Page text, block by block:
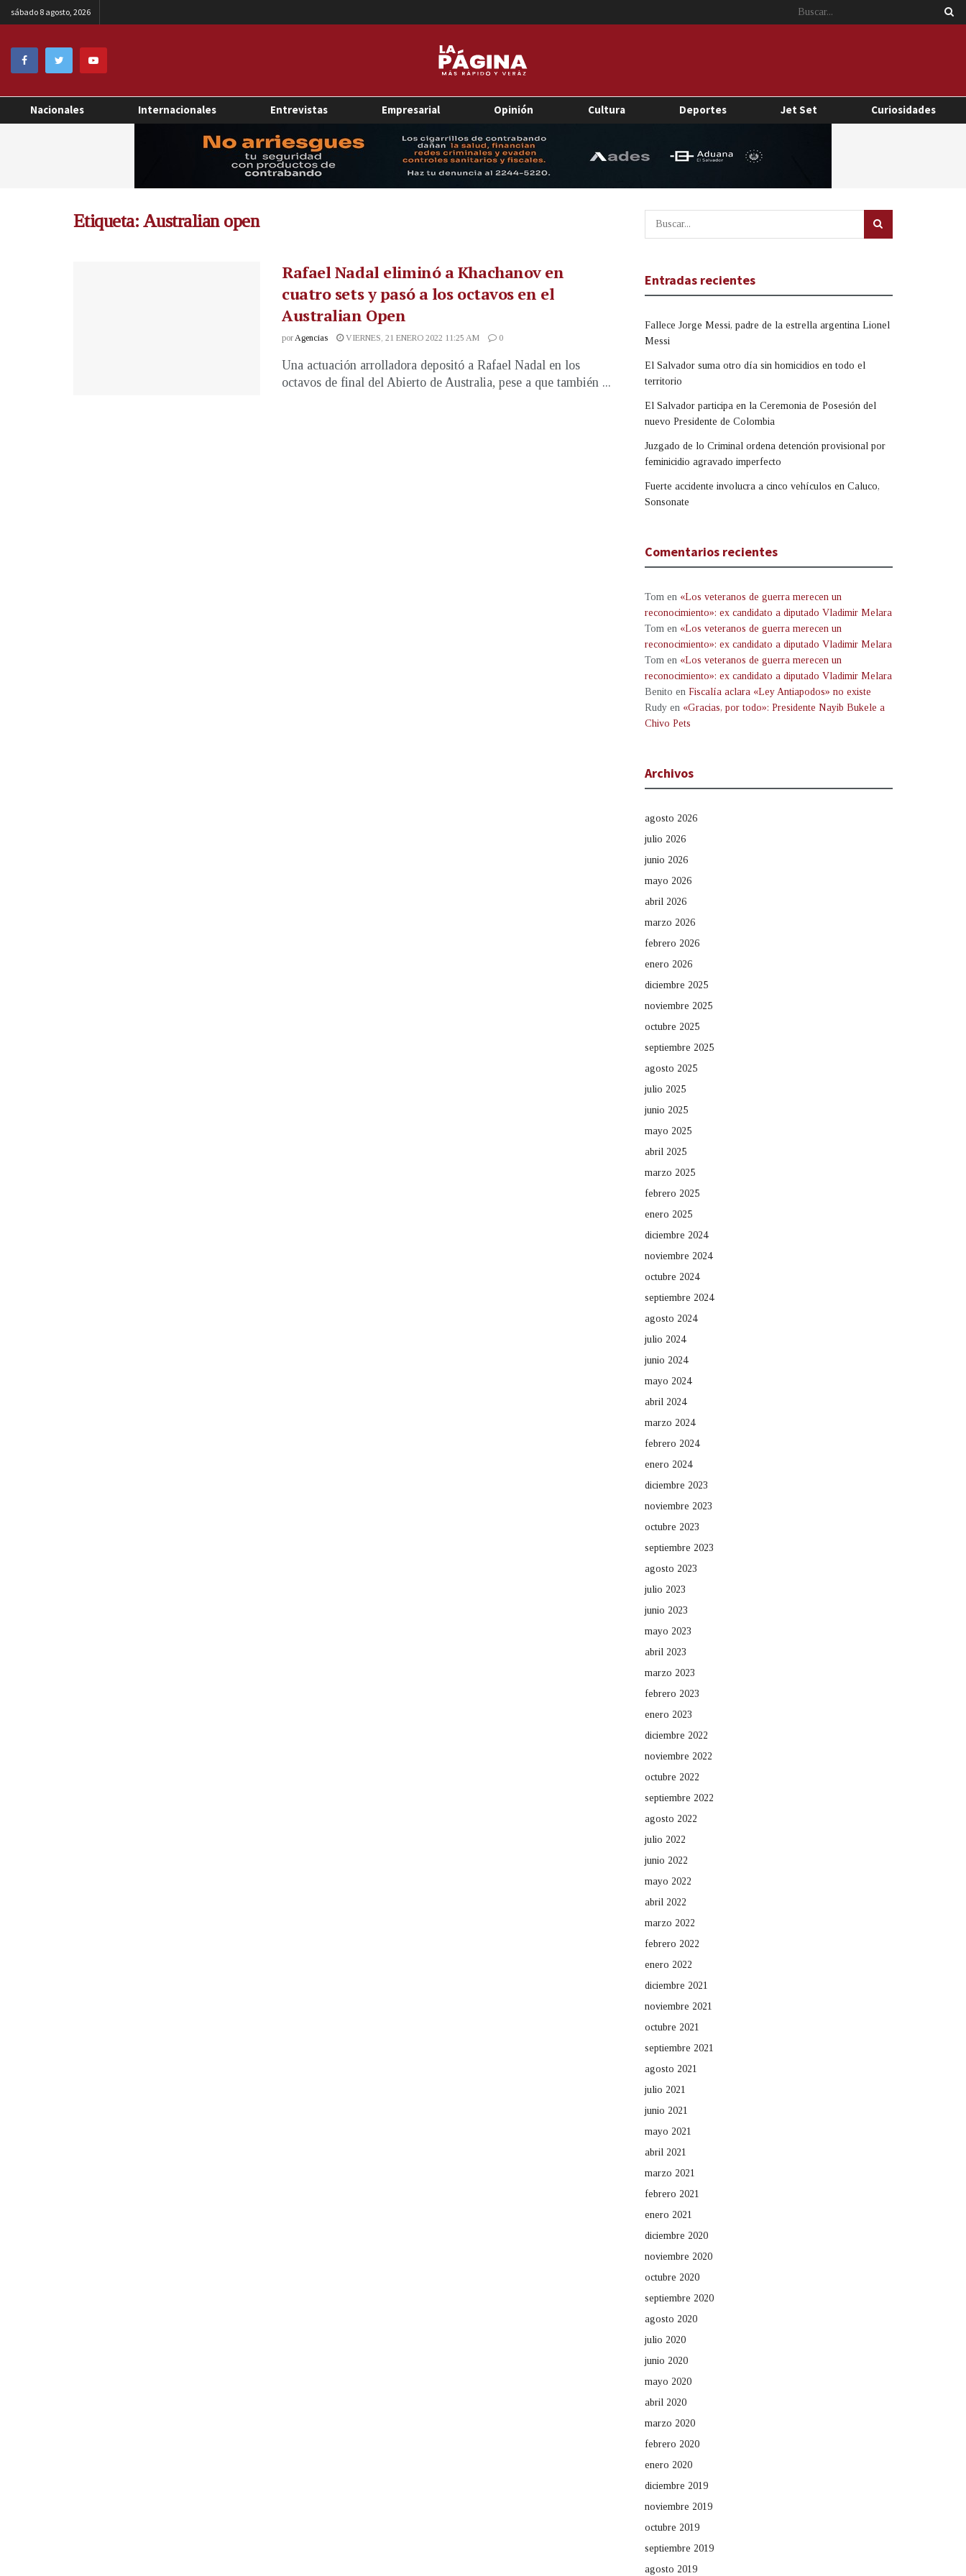
sábado 8 agosto, 2026
Nacionales Internacionales Entrevistas Empresarial Opinión Cultura Deportes Jet Set Curiosidades
Etiqueta: Australian open
Rafael Nadal eliminó a Khachanov en
cuatro sets y pasó a los octavos en el
Australian Open
porAgencias VIERNES, 21 ENERO 2022 11:25 AM 0
Una actuación arrolladora depositó a Rafael Nadal en los
octavos de final del Abierto de Australia, pese a que también ...
Entradas recientes
Fallece Jorge Messi, padre de la estrella argentina Lionel
Messi
El Salvador suma otro día sin homicidios en todo el
territorio
El Salvador participa en la Ceremonia de Posesión del
nuevo Presidente de Colombia
Juzgado de lo Criminal ordena detención provisional por
feminicidio agravado imperfecto
Fuerte accidente involucra a cinco vehículos en Caluco,
Sonsonate
Comentarios recientes
Tom en «Los veteranos de guerra merecen un
reconocimiento»: ex candidato a diputado Vladimir Melara
Tom en «Los veteranos de guerra merecen un
reconocimiento»: ex candidato a diputado Vladimir Melara
Tom en «Los veteranos de guerra merecen un
reconocimiento»: ex candidato a diputado Vladimir Melara
Benito en Fiscalía aclara «Ley Antiapodos» no existe
Rudy en «Gracias, por todo»: Presidente Nayib Bukele a
Chivo Pets
Archivos
agosto 2026
julio 2026
junio 2026
mayo 2026
abril 2026
marzo 2026
febrero 2026
enero 2026
diciembre 2025
noviembre 2025
octubre 2025
septiembre 2025
agosto 2025
julio 2025
junio 2025
mayo 2025
abril 2025
marzo 2025
febrero 2025
enero 2025
diciembre 2024
noviembre 2024
octubre 2024
septiembre 2024
agosto 2024
julio 2024
junio 2024
mayo 2024
abril 2024
marzo 2024
febrero 2024
enero 2024
diciembre 2023
noviembre 2023
octubre 2023
septiembre 2023
agosto 2023
julio 2023
junio 2023
mayo 2023
abril 2023
marzo 2023
febrero 2023
enero 2023
diciembre 2022
noviembre 2022
octubre 2022
septiembre 2022
agosto 2022
julio 2022
junio 2022
mayo 2022
abril 2022
marzo 2022
febrero 2022
enero 2022
diciembre 2021
noviembre 2021
octubre 2021
septiembre 2021
agosto 2021
julio 2021
junio 2021
mayo 2021
abril 2021
marzo 2021
febrero 2021
enero 2021
diciembre 2020
noviembre 2020
octubre 2020
septiembre 2020
agosto 2020
julio 2020
junio 2020
mayo 2020
abril 2020
marzo 2020
febrero 2020
enero 2020
diciembre 2019
noviembre 2019
octubre 2019
septiembre 2019
agosto 2019